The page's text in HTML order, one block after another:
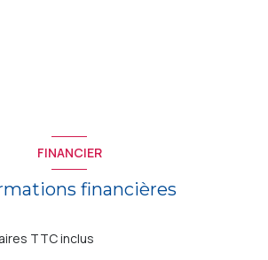
FINANCIER
financières
TTC inclus